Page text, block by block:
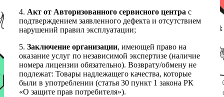
4. Акт от Авторизованного сервисного центра с
подтверждением заявленного дефекта и отсутствием
нарушений правил эксплуатации;
5. Заключение организации, имеющей право на
оказание услуг по независимой экспертизе (наличие
номера лицензии обязательно). Возврату/обмену не
подлежат: Товары надлежащего качества, которые
были в употреблении (статья 30 пункт 1 закона РК
«О защите прав потребителя»).